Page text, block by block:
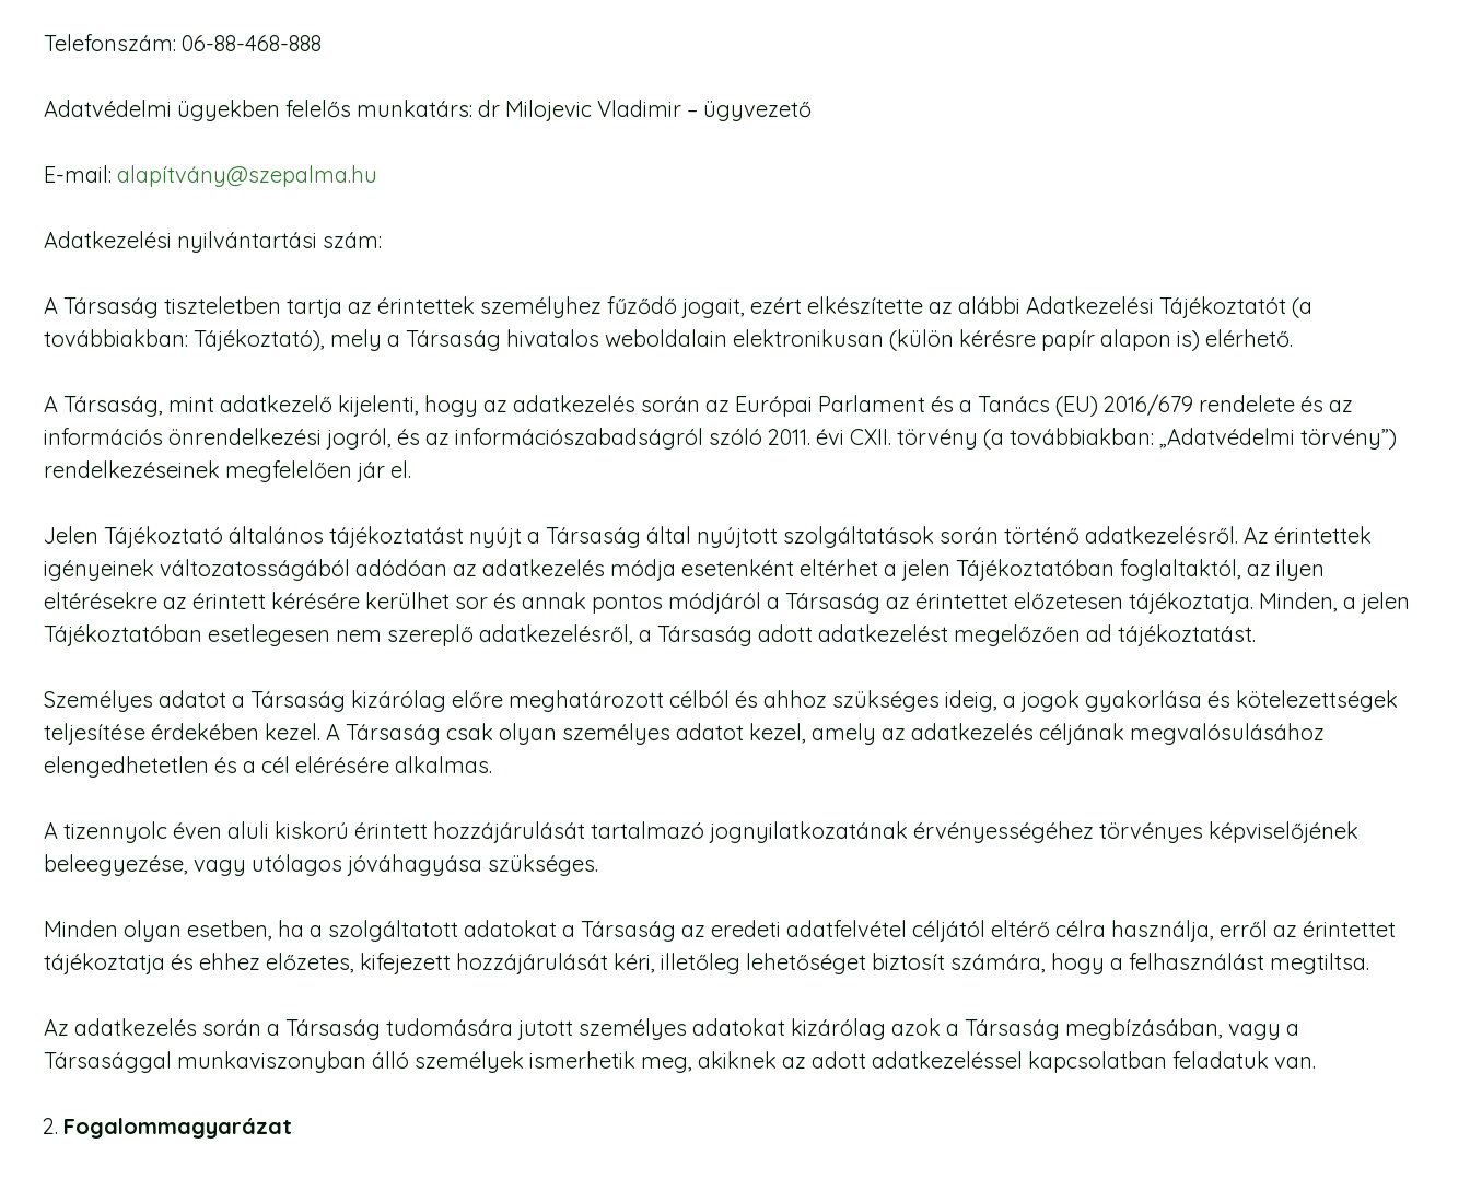
Telefonszám: 06-88-468-888
Adatvédelmi ügyekben felelős munkatárs: dr Milojevic Vladimir – ügyvezető
E-mail: alapítvány@szepalma.hu
Adatkezelési nyilvántartási szám:
A Társaság tiszteletben tartja az érintettek személyhez fűződő jogait, ezért elkészítette az alábbi Adatkezelési Tájékoztatót (a
továbbiakban: Tájékoztató), mely a Társaság hivatalos weboldalain elektronikusan (külön kérésre papír alapon is) elérhető.
A Társaság, mint adatkezelő kijelenti, hogy az adatkezelés során az Európai Parlament és a Tanács (EU) 2016/679 rendelete és az
információs önrendelkezési jogról, és az információszabadságról szóló 2011. évi CXII. törvény (a továbbiakban: „Adatvédelmi törvény”)
rendelkezéseinek megfelelően jár el.
Jelen Tájékoztató általános tájékoztatást nyújt a Társaság által nyújtott szolgáltatások során történő adatkezelésről. Az érintettek
igényeinek változatosságából adódóan az adatkezelés módja esetenként eltérhet a jelen Tájékoztatóban foglaltaktól, az ilyen
eltérésekre az érintett kérésére kerülhet sor és annak pontos módjáról a Társaság az érintettet előzetesen tájékoztatja. Minden, a jelen
Tájékoztatóban esetlegesen nem szereplő adatkezelésről, a Társaság adott adatkezelést megelőzően ad tájékoztatást.
Személyes adatot a Társaság kizárólag előre meghatározott célból és ahhoz szükséges ideig, a jogok gyakorlása és kötelezettségek
teljesítése érdekében kezel. A Társaság csak olyan személyes adatot kezel, amely az adatkezelés céljának megvalósulásához
elengedhetetlen és a cél elérésére alkalmas.
A tizennyolc éven aluli kiskorú érintett hozzájárulását tartalmazó jognyilatkozatának érvényességéhez törvényes képviselőjének
beleegyezése, vagy utólagos jóváhagyása szükséges.
Minden olyan esetben, ha a szolgáltatott adatokat a Társaság az eredeti adatfelvétel céljától eltérő célra használja, erről az érintettet
tájékoztatja és ehhez előzetes, kifejezett hozzájárulását kéri, illetőleg lehetőséget biztosít számára, hogy a felhasználást megtiltsa.
Az adatkezelés során a Társaság tudomására jutott személyes adatokat kizárólag azok a Társaság megbízásában, vagy a
Társasággal munkaviszonyban álló személyek ismerhetik meg, akiknek az adott adatkezeléssel kapcsolatban feladatuk van.
Fogalommagyarázat